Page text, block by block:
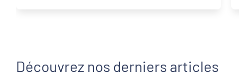
Découvrez nos derniers articles